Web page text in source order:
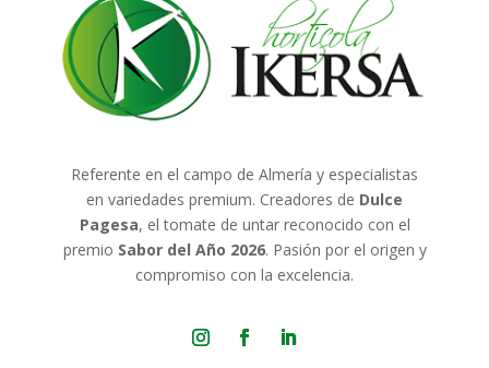
Referente en el campo de Almería y especialistas
en variedades premium. Creadores de Dulce
Pagesa, el tomate de untar reconocido con el
premio Sabor del Año 2026. Pasión por el origen y
compromiso con la excelencia.